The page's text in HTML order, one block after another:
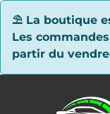
⛱ La boutique
Les
partir du
Panneau de